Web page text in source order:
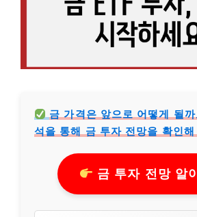
금 가격은 앞으로 어떻게 될
석을 통해 금 투자 전망을 확인해
금 투자 전망 알